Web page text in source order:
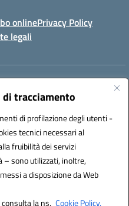
tracciamento
di profilazione degli utenti -
tecnici necessari al
fruibilità dei servizi
– sono utilizzati, inoltre,
a disposizione da Web
la ns. Cookie Policy.
onlinePrivacy Policy
legali
leic81300l@istruzione.it
3D Solution S.r.l.